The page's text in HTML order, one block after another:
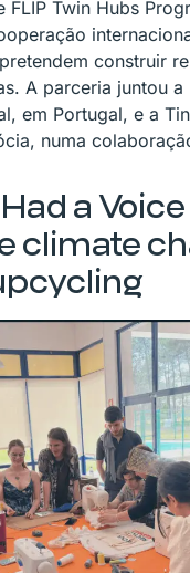
FLIP Twin Hubs
construir
A parceria juntou a
em Portugal, e a
numa
a
climate